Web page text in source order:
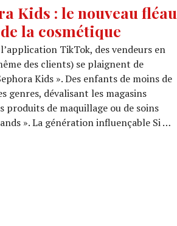
Kids : le nouveau fléau
la cosmétique
TikTok, des vendeurs en
des clients) se plaignent de
Kids ». Des enfants de moins de
genres, dévalisant les magasins
produits de maquillage ou de soins
». La génération influençable Si …
fléau du monde de la cosmétique